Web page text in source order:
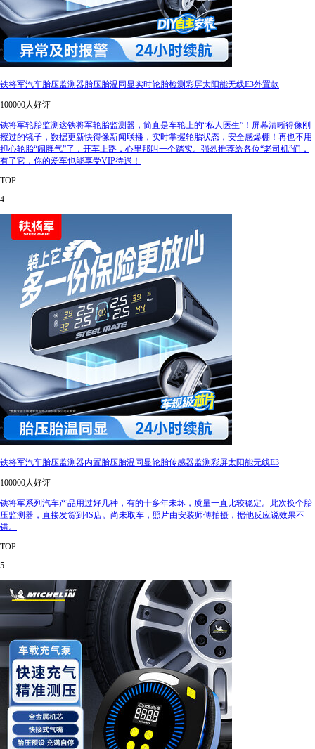
铁将军汽车胎压监测器胎压胎温同显实时轮胎检测彩屏太阳能无线E3外置款
100000人好评
铁将军轮胎监测这铁将军轮胎监测器，简直是车轮上的“私人医生”！屏幕清晰得像刚
擦过的镜子，数据更新快得像新闻联播，实时掌握轮胎状态，安全感爆棚！再也不用
担心轮胎“闹脾气”了，开车上路，心里那叫一个踏实。强烈推荐给各位“老司机”们，
有了它，你的爱车也能享受VIP待遇！
TOP
4
铁将军汽车胎压监测器内置胎压胎温同显轮胎传感器监测彩屏太阳能无线E3
100000人好评
铁将军系列汽车产品用过好几种，有的十多年未坏，质量一直比较稳定。此次换个胎
压监测器，直接发货到4S店。尚未取车，照片由安装师傅拍摄，据他反应说效果不
错。
TOP
5